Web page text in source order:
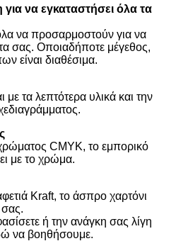
να εγκαταστήσει όλα τα
να προσαρμοστούν για να
σας. Οποιαδήποτε μέγεθος,
είναι διαθέσιμα.
τα λεπτότερα υλικά και την
CMYK, το εμπορικό
με το χρώμα.
Kraft, το άσπρο χαρτόνι
σας.
ή την ανάγκη σας λίγη
να βοηθήσουμε.